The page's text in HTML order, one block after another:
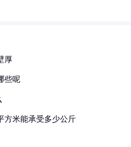
厚
些呢
方米能承受多少公斤